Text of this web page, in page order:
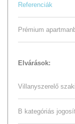
Referenciák
Prémium
Elvárások:
Villanyszerelő
B kategóriás